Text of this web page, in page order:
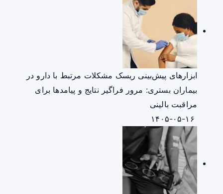
ابزارهای پیش‌بینی ریسک مشکلات مرتبط با دارو در
بیماران بستری: مرور فراگیر نتایج و پیامدها برای
مراقبت بالینی